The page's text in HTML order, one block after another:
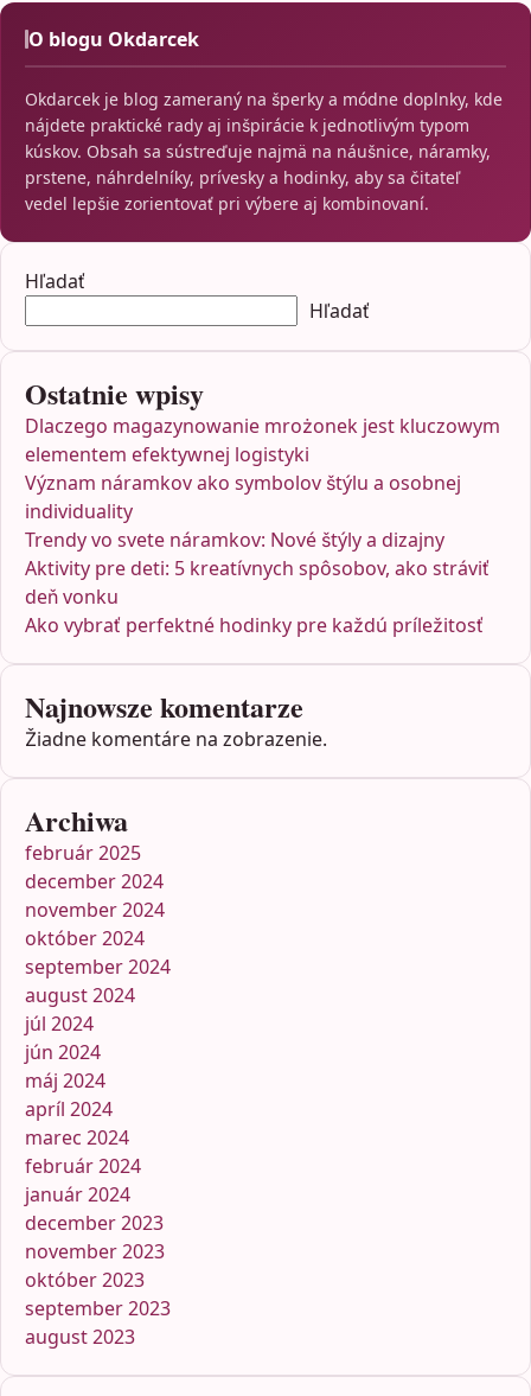
O blogu Okdarcek
Okdarcek je blog zameraný na šperky a módne doplnky, kde
nájdete praktické rady aj inšpirácie k jednotlivým typom
kúskov. Obsah sa sústreďuje najmä na náušnice, náramky,
prstene, náhrdelníky, prívesky a hodinky, aby sa čitateľ
vedel lepšie zorientovať pri výbere aj kombinovaní.
Hľadať
Hľadať
Ostatnie wpisy
Dlaczego magazynowanie mrożonek jest kluczowym
elementem efektywnej logistyki
Význam náramkov ako symbolov štýlu a osobnej
individuality
Trendy vo svete náramkov: Nové štýly a dizajny
Aktivity pre deti: 5 kreatívnych spôsobov, ako stráviť
deň vonku
Ako vybrať perfektné hodinky pre každú príležitosť
Najnowsze komentarze
Žiadne komentáre na zobrazenie.
Archiwa
február 2025
december 2024
november 2024
október 2024
september 2024
august 2024
júl 2024
jún 2024
máj 2024
apríl 2024
marec 2024
február 2024
január 2024
december 2023
november 2023
október 2023
september 2023
august 2023